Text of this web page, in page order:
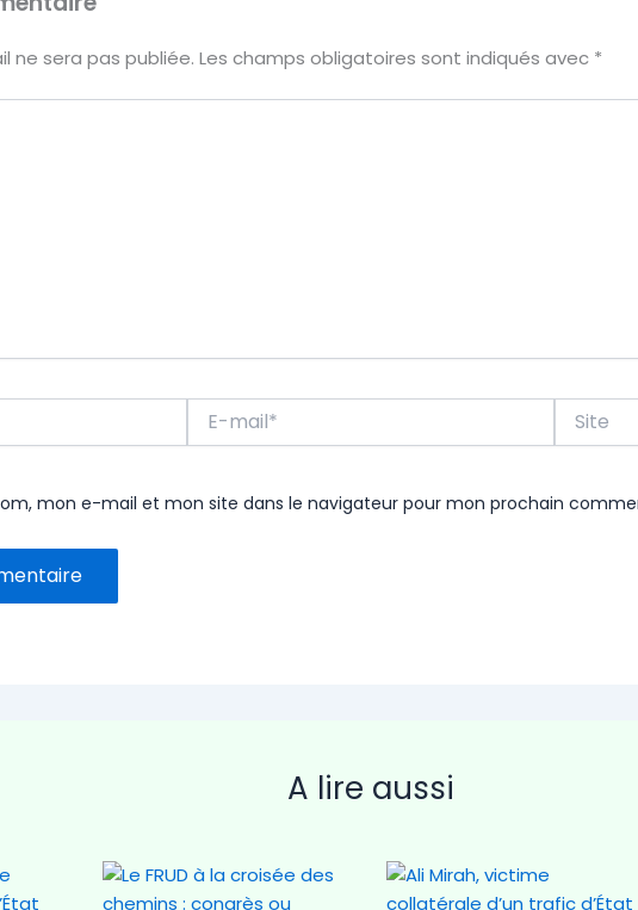
ne sera pas publiée. Les champs obligatoires sont indiqués avec *
mail*
mon e-mail et mon site dans le navigateur pour mon prochain
A lire aussi